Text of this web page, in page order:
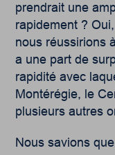
prendrait une
rapidement ?
nous réussirions
a une part de
rapidité avec
Montérégie, le
plusieurs autres
Nous savions